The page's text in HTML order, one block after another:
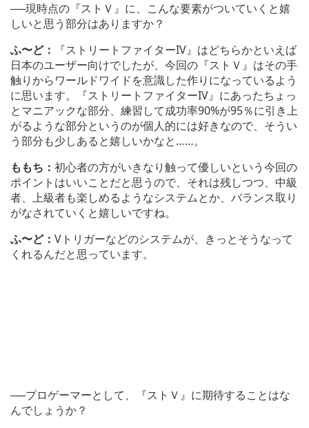
──現時点の『ストＶ』に、こんな要素がついていくと嬉
しいと思う部分はありますか？
ふ〜ど：
『ストリートファイターIV』はどちらかといえば
日本のユーザー向けでしたが、今回の『ストＶ』はその手
触りからワールドワイドを意識した作りになっているよう
に思います。『ストリートファイターIV』にあったちょっ
とマニアックな部分、練習して成功率90%が95％に引き上
がるような部分というのが個人的には好きなので、そうい
う部分も少しあると嬉しいかなと……。
ももち： 初心者の方がいきなり触って優しいという今回の
ポイントはいいことだと思うので、それは残しつつ、中級
者、上級者も楽しめるようなシステムとか、バランス取り
がなされていくと嬉しいですね。
ふ〜ど： Vトリガーなどのシステムが、きっとそうなって
くれるんだと思っています。
──プロゲーマーとして、『ストＶ』に期待することはな
んでしょうか？